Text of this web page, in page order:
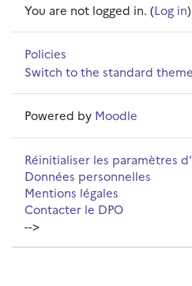
You are not logged in. (Log in)
Policies
Switch to the standard theme
Powered by Moodle
Réinitialiser les paramètres
Données personnelles
Mentions légales
Contacter le DPO
-->